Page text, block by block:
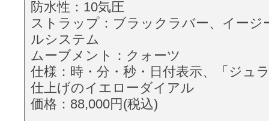
防水性：10気圧
ストラップ：ブラックラバー、イージ
ルシステム
ムーブメント：クォーツ
仕様：時・分・秒・日付表示、「ジュ
仕上げのイエローダイアル
価格：88,000円(税込)